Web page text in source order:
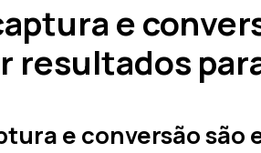
e
resultados
e conversão são